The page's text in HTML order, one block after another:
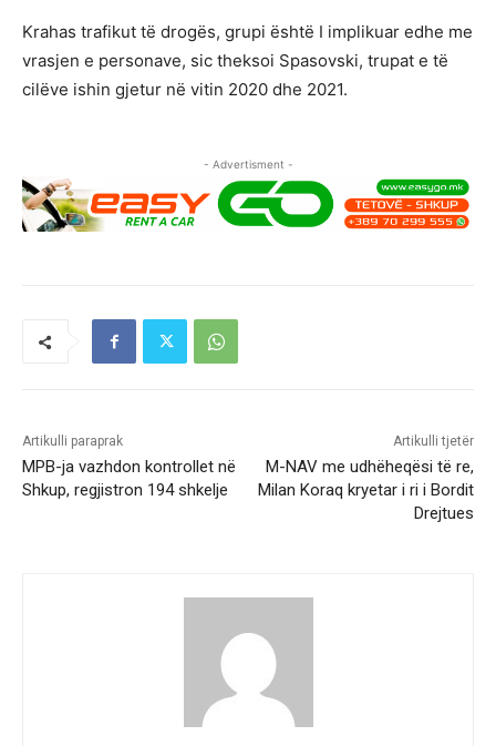
Krahas trafikut të drogës, grupi është I implikuar edhe me
vrasjen e personave, sic theksoi Spasovski, trupat e të
cilëve ishin gjetur në vitin 2020 dhe 2021.
- Advertisment -
Artikulli paraprak
MPB-ja vazhdon kontrollet në
Shkup, regjistron 194 shkelje
Artikulli tjetër
M-NAV me udhëheqësi të re,
Milan Koraq kryetar i ri i Bordit
Drejtues